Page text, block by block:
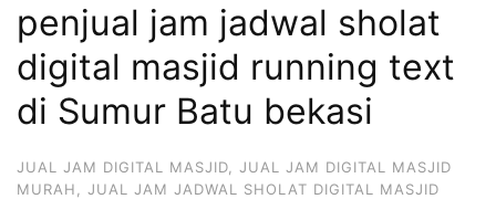
penjual jam jadwal sholat
digital masjid running text
di Sumur Batu bekasi
JUAL JAM DIGITAL MASJID
JUAL JAM DIGITAL MASJID
MURAH
JUAL JAM JADWAL SHOLAT DIGITAL MASJID